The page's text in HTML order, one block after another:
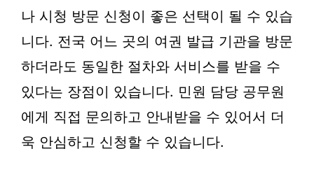
나 시청 방문 신청이 좋은 선택이 될 수 있습
니다. 전국 어느 곳의 여권 발급 기관을 방문
하더라도 동일한 절차와 서비스를 받을 수
있다는 장점이 있습니다. 민원 담당 공무원
에게 직접 문의하고 안내받을 수 있어서 더
욱 안심하고 신청할 수 있습니다.